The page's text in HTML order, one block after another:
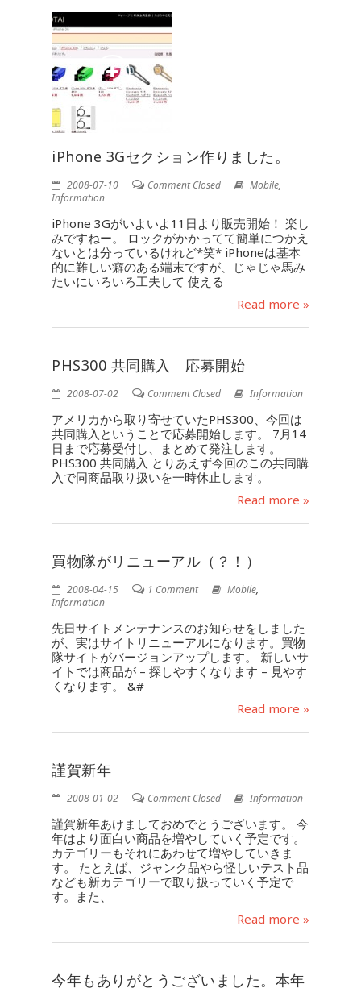
iPhone 3Gセクション作りました。
2008-07-10 Comment Closed Mobile,
Information
iPhone 3Gがいよいよ11日より販売開始！ 楽し
みですねー。 ロックがかかってて簡単につかえ
ないとは分っているけれど*笑* iPhoneは基本
的に難しい癖のある端末ですが、じゃじゃ馬み
たいにいろいろ工夫して 使える
Read more »
PHS300 共同購入 応募開始
2008-07-02 Comment Closed Information
アメリカから取り寄せていたPHS300、今回は
共同購入ということで応募開始します。 7月14
日まで応募受付し、まとめて発注します。
PHS300 共同購入 とりあえず今回のこの共同購
入で同商品取り扱いを一時休止します。
Read more »
買物隊がリニューアル（？！）
2008-04-15 1 Comment Mobile,
Information
先日サイトメンテナンスのお知らせをしました
が、実はサイトリニューアルになります。買物
隊サイトがバージョンアップします。 新しいサ
イトでは商品が – 探しやすくなります – 見やす
くなります。 &#
Read more »
謹賀新年
2008-01-02 Comment Closed Information
謹賀新年あけましておめでとうございます。 今
年はより面白い商品を増やしていく予定です。
カテゴリーもそれにあわせて増やしていきま
す。 たとえば、ジャンク品やら怪しいテスト品
なども新カテゴリーで取り扱っていく予定で
す。また、
Read more »
今年もありがとうございました。本年